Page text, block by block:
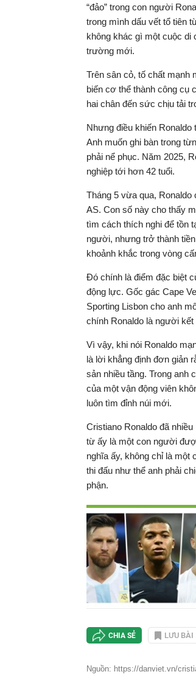
“đảo” trong con người
trong mình dấu vết tổ tiên
không khác gì một cuộc di
trường mới.
Trên sân cỏ, tố chất mạnh
biến cơ thể thành công cụ
hai chân đến sức chịu tải
Nhưng điều khiến
Anh muốn ghi bàn trong
phải nể phục. Năm 2025,
nghiệp tới hơn 42 tuổi.
Tháng 5 vừa qua, Ronaldo
AS. Con số này cho thấy
tìm cách thích nghi để tồn
người, nhưng trở thành
khoảnh khắc trong vòng
Đó chính là điểm đặc biệt
động lực. Gốc gác Cape
Sporting Lisbon cho anh
chính Ronaldo là người
Vì vậy, khi nói Ronaldo
là lời khẳng định đơn giản
sản nhiều tầng. Trong
của một vận động viên
luôn tìm đỉnh núi mới.
Cristiano Ronaldo đã
từ ấy là một con người
nghĩa ấy, không chỉ là một
thi đấu như thể anh phải
phận.
CHIA SẺ LƯU BÀI
Nguồn: https://danviet.vn/